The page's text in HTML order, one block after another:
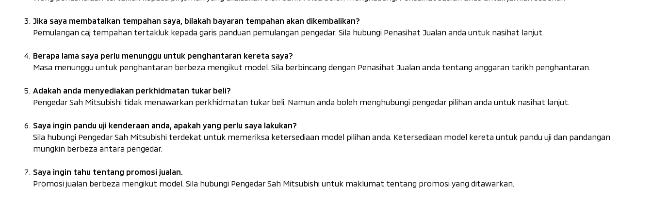
Jika saya membatalkan tempahan saya, bilakah bayaran tempahan akan dikembalikan?
Pemulangan caj tempahan tertakluk kepada garis panduan pemulangan pengedar. Sila hubungi Penasihat Jualan anda untuk nasihat lanjut.
Berapa lama saya perlu menunggu untuk penghantaran kereta saya?
Masa menunggu untuk penghantaran berbeza mengikut model. Sila berbincang dengan Penasihat Jualan anda tentang anggaran tarikh penghantaran.
Adakah anda menyediakan perkhidmatan tukar beli?
Pengedar Sah Mitsubishi tidak menawarkan perkhidmatan tukar beli. Namun anda boleh menghubungi pengedar pilihan anda untuk nasihat lanjut.
Saya ingin pandu uji kenderaan anda, apakah yang perlu saya lakukan?
Sila hubungi Pengedar Sah Mitsubishi terdekat untuk memeriksa ketersediaan model pilihan anda. Ketersediaan model kereta untuk pandu uji dan pandangan
mungkin berbeza antara pengedar.
Saya ingin tahu tentang promosi jualan.
Promosi jualan berbeza mengikut model. Sila hubungi Pengedar Sah Mitsubishi untuk maklumat tentang promosi yang ditawarkan.